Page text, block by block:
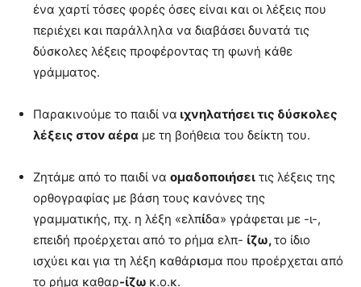
ένα χαρτί τόσες φορές όσες είναι και οι λέξεις που
περιέχει και παράλληλα να διαβάσει δυνατά τις
δύσκολες λέξεις προφέροντας τη φωνή κάθε
γράμματος.
Παρακινούμε το παιδί να ιχνηλατήσει τις δύσκολες
λέξεις στον αέρα με τη βοήθεια του δείκτη του.
Ζητάμε από το παιδί να ομαδοποιήσει τις λέξεις της
ορθογραφίας με βάση τους κανόνες της
γραμματικής, πχ. η λέξη «ελπίδα» γράφεται με -ι-,
επειδή προέρχεται από το ρήμα ελπ- ίζω,το ίδιο
ισχύει και για τη λέξη καθάρισμα που προέρχεται από
το ρήμα καθαρ-ίζω κ.ο.κ.